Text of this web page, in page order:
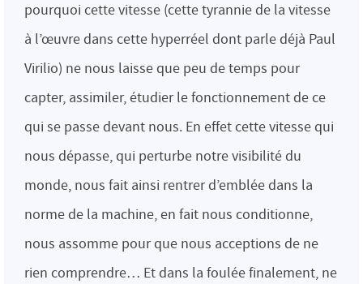
pourquoi cette vitesse (cette tyrannie de la vitesse
à l’œuvre dans cette hyperréel dont parle déjà Paul
Virilio) ne nous laisse que peu de temps pour
capter, assimiler, étudier le fonctionnement de ce
qui se passe devant nous. En effet cette vitesse qui
nous dépasse, qui perturbe notre visibilité du
monde, nous fait ainsi rentrer d’emblée dans la
norme de la machine, en fait nous conditionne,
nous assomme pour que nous acceptions de ne
rien comprendre… Et dans la foulée finalement, ne